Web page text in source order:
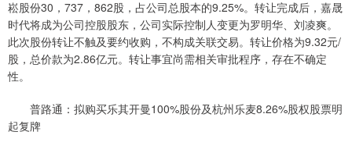
崧股份30，737，862股，占公司总股本的9.25%。转让完成后，嘉晟
时代将成为公司控股股东，公司实际控制人变更为罗明华、刘凌爽。
此次股份转让不触及要约收购，不构成关联交易。转让价格为9.32元/
股，总价款为2.86亿元。转让事宜尚需相关审批程序，存在不确定
性。
普路通：拟购买乐其开曼100%股份及杭州乐麦8.26%股权股票明
起复牌